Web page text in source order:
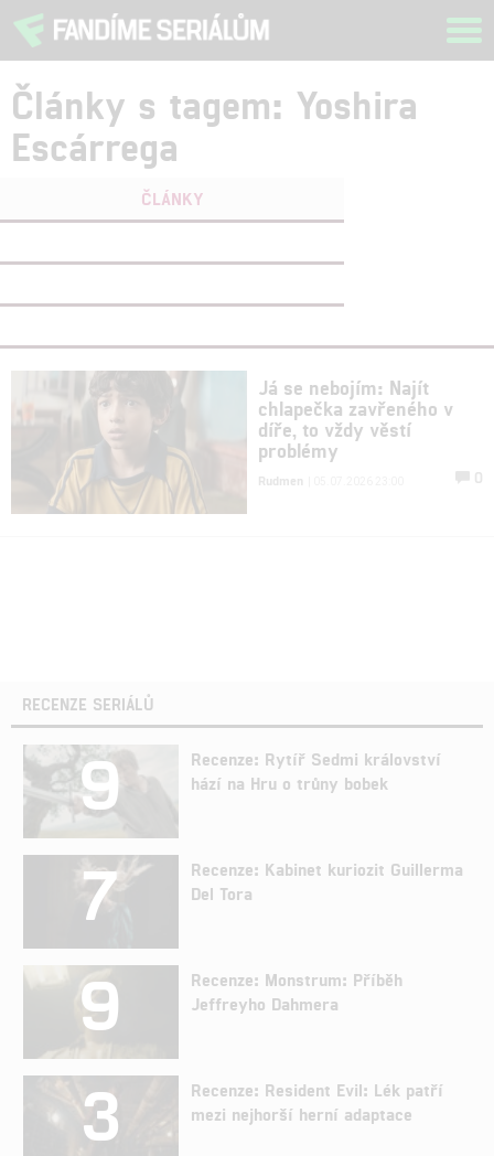
Články s tagem: Yoshira
Escárrega
ČLÁNKY
Já se nebojím: Najít
chlapečka zavřeného v
díře, to vždy věstí
problémy
Rudmen 0
RECENZE SERIÁLŮ
9
Recenze: Rytíř Sedmi království
hází na Hru o trůny bobek
7
Recenze: Kabinet kuriozit Guillerma
Del Tora
9
Recenze: Monstrum: Příběh
Jeffreyho Dahmera
3
Recenze: Resident Evil: Lék patří
mezi nejhorší herní adaptace